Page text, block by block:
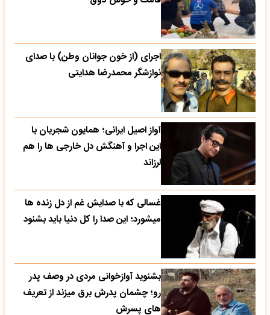
اجرای (از خون جوانان وطن) با صدای
نوازشگر محمدرضا هدایتی
آواز اصیل ایرانی؛ همایون شجریان با
این اجرا و آهنگش دل خارجی ها را هم
لرزاند
غسالی که با صدایش غم از دل زنده ها
میشورد؛ این صدا را کل دنیا باید بشنود
بشنوید آوازخوانی مردی در وصف پدر
رو؛ چشمان پدرش برق میزند از تعریف
های پسرش